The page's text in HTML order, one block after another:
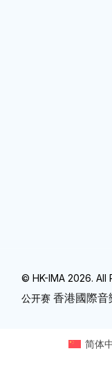
© HK-IMA 2026. All
公开赛香港國際音
简体